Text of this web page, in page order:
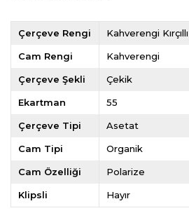
Çerçeve Rengi Kahverengi Kırçıllı
Cam Rengi Kahverengi
Çerçeve Şekli Çekik
Ekartman 55
Çerçeve Tipi Asetat
Cam Tipi Organik
Cam Özelliği Polarize
Klipsli Hayır